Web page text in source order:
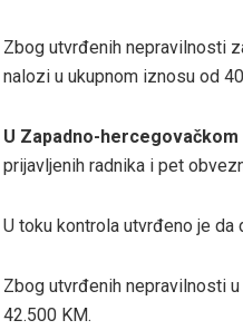
Zbog utvrđenih nepravilnosti
nalozi u ukupnom iznosu od
U Zapadno-hercegovačkom
prijavljenih radnika i pet
U toku kontrola utvrđeno je
Zbog utvrđenih nepravilnosti
42.500 KM.